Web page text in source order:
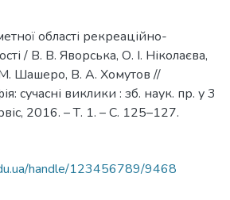
області рекреаційно-
/ В. В. Яворська, О. І. Ніколаєва,
Шашеро, В. А. Хомутов //
сучасні виклики : зб. наук. пр. у 3
2016. – Т. 1. – С. 125–127.
handle/123456789/9468